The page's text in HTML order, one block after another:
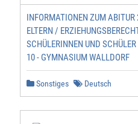
INFORMATIONEN ZUM ABITUR
ELTERN /
SCHÜLERINNEN UND
10 - GYMNASIUM WALLDORF
Sonstiges Deutsch